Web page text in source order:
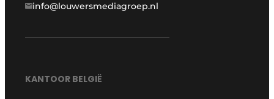
info@louwersmediagroep.nl
KANTOOR BELGIË